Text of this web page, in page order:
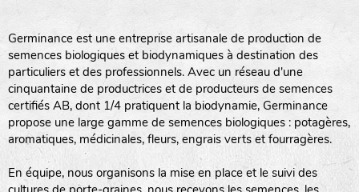
Germinance est une entreprise artisanale de production de
semences biologiques et biodynamiques à destination des
particuliers et des professionnels. Avec un réseau d'une
cinquantaine de productrices et de producteurs de semences
certifiés AB, dont 1/4 pratiquent la biodynamie, Germinance
propose une large gamme de semences biologiques : potagères,
aromatiques, médicinales, fleurs, engrais verts et fourragères.
En équipe, nous organisons la mise en place et le suivi des